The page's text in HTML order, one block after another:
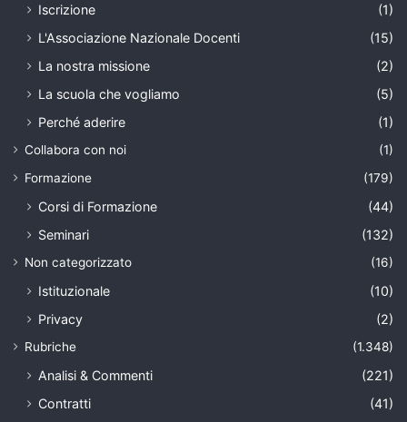
Iscrizione
(1)
L'Associazione Nazionale Docenti
(15)
La nostra missione
(2)
La scuola che vogliamo
(5)
Perché aderire
(1)
Collabora con noi
(1)
Formazione
(179)
Corsi di Formazione
(44)
Seminari
(132)
Non categorizzato (16)
Istituzionale
(10)
Privacy
(2)
Rubriche (1.348)
Analisi & Commenti
(221)
Contratti
(41)